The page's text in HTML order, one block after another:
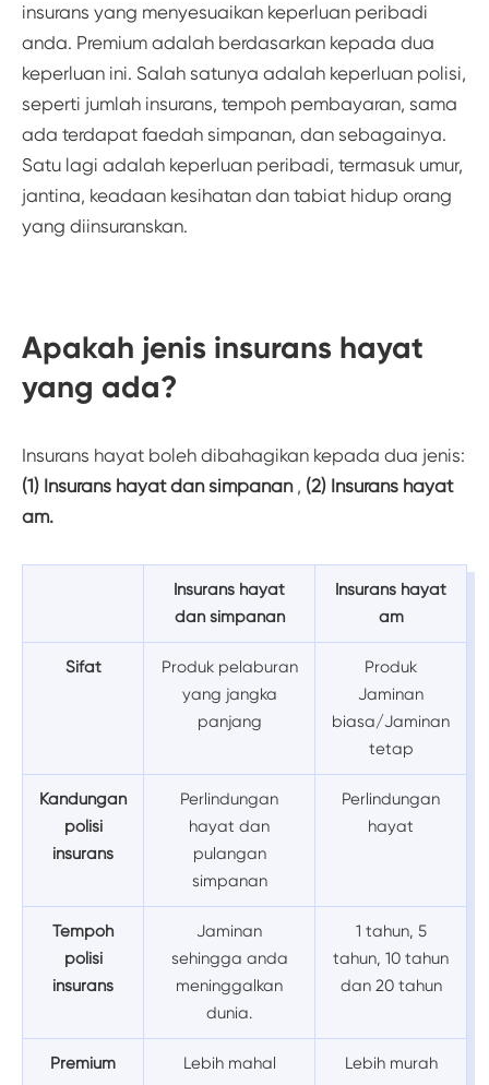
insurans yang menyesuaikan keperluan peribadi
anda. Premium adalah berdasarkan kepada dua
keperluan ini. Salah satunya adalah keperluan polisi,
seperti jumlah insurans, tempoh pembayaran, sama
ada terdapat faedah simpanan, dan sebagainya.
Satu lagi adalah keperluan peribadi, termasuk umur,
jantina, keadaan kesihatan dan tabiat hidup orang
yang diinsuranskan.
Apakah jenis insurans hayat
yang ada?
Insurans hayat boleh dibahagikan kepada dua jenis:
(1) Insurans hayat dan simpanan, (2) Insurans hayat
am.
Insurans hayat
dan simpanan
Insurans hayat
am
Sifat
Produk pelaburan
yang jangka
panjang
Produk
Jaminan
biasa/Jaminan
tetap
Kandungan
polisi
insurans
Perlindungan
hayat dan
pulangan
simpanan
Perlindungan
hayat
Tempoh
polisi
insurans
Jaminan
sehingga anda
meninggalkan
dunia.
1 tahun, 5
tahun, 10 tahun
dan 20 tahun
Premium Lebih mahal Lebih murah